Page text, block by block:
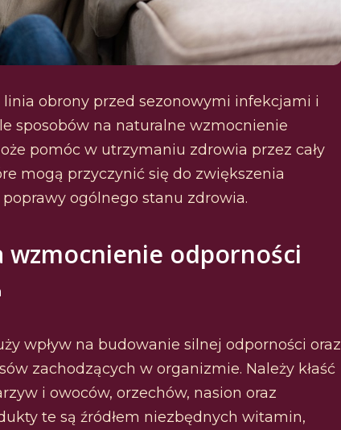
obrony przed sezonowymi infekcjami i
sposobów na naturalne wzmocnienie
pomóc w utrzymaniu zdrowia przez cały
mogą przyczynić się do zwiększenia
ogólnego stanu zdrowia.
wzmocnienie odporności
wpływ na budowanie silnej odporności oraz
zachodzących w organizmie. Należy kłaść
i owoców, orzechów, nasion oraz
te są źródłem niezbędnych witamin,